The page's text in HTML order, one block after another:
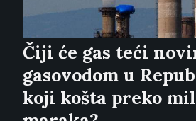
Čiji će gas teći
gasovodom u
koji košta preko